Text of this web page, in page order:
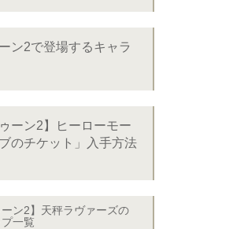
ン2で登場するキャラ
ーン2】ヒーローモー
のチケット」入手方法
ーン2】天秤ラヴァーズの
一覧